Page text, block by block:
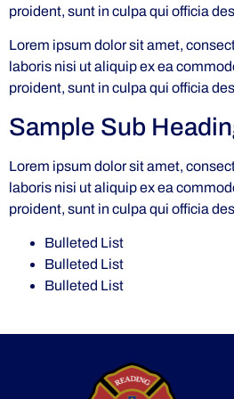
proident, sunt in culpa qui officia
Lorem ipsum dolor sit amet,
laboris nisi ut aliquip ex ea
proident, sunt in culpa qui officia
Sample Sub
Lorem ipsum dolor sit amet,
laboris nisi ut aliquip ex ea
proident, sunt in culpa qui officia
Bulleted List
Bulleted List
Bulleted List